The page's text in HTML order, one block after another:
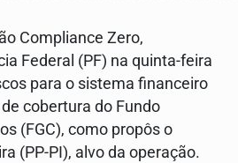
Compliance Zero,
Federal (PF) na quinta-feira
para o sistema financeiro
cobertura do Fundo
(FGC), como propôs o
(PP-PI), alvo da operação.